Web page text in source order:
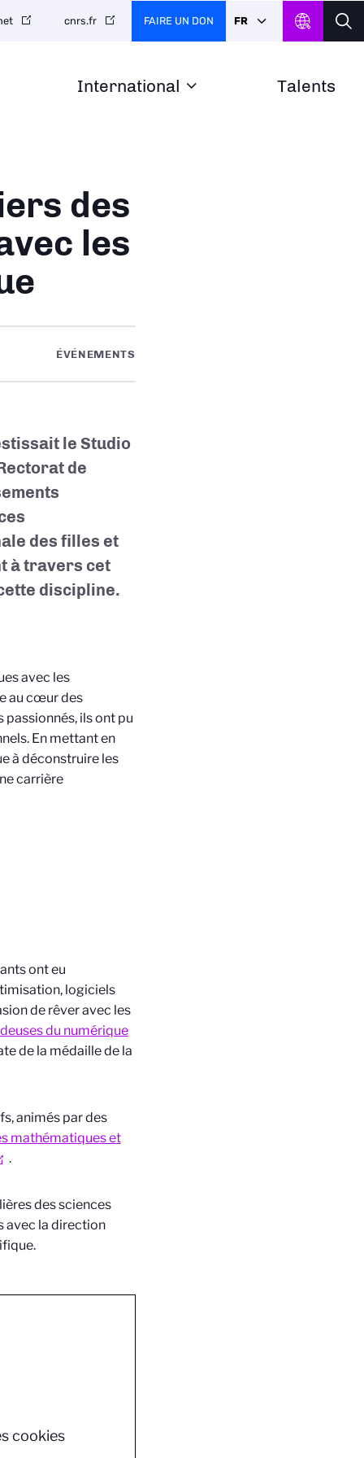
International Talents
cnrs.fr FAIRE UN DON FR
des
les
ÉVÉNEMENTS
le Studio
de
des filles et
à travers cet
discipline.
avec les
au cœur des
ils ont pu
En mettant en
à déconstruire les
carrière
ont eu
logiciels
de rêver avec les
du numérique
de la médaille de la
animés par des
mathématiques et
.
des sciences
avec la direction
cookies